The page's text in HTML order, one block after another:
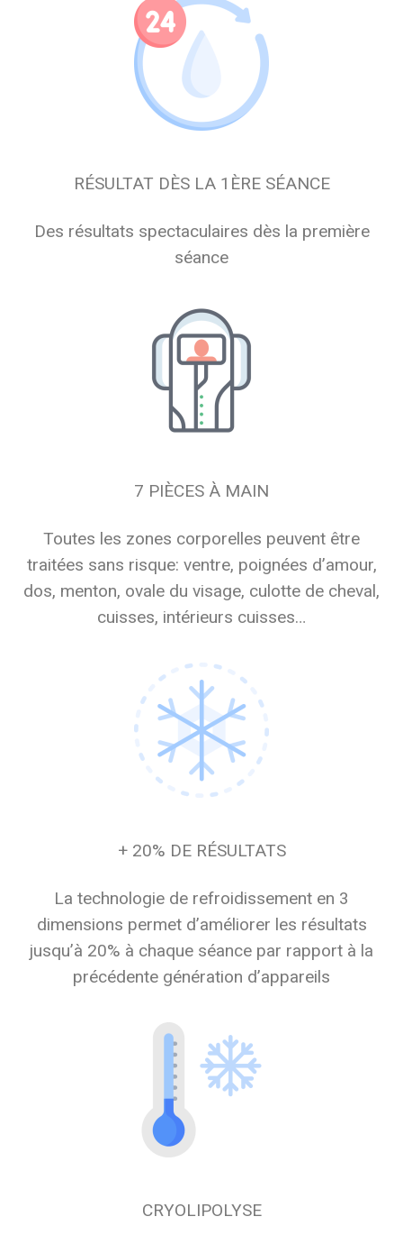
RÉSULTAT DÈS LA 1ÈRE SÉANCE
Des résultats spectaculaires dès la première
séance
7 PIÈCES À MAIN
Toutes les zones corporelles peuvent être
traitées sans risque: ventre, poignées d’amour,
dos, menton, ovale du visage, culotte de cheval,
cuisses, intérieurs cuisses…
+ 20% DE RÉSULTATS
La technologie de refroidissement en 3
dimensions permet d’améliorer les résultats
jusqu’à 20% à chaque séance par rapport à la
précédente génération d’appareils
CRYOLIPOLYSE